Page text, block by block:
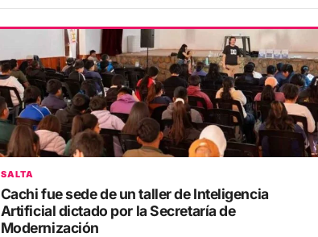
SALTA
Cachi fue sede de un taller de Inteligencia
Artificial dictado por la Secretaría de
Modernización